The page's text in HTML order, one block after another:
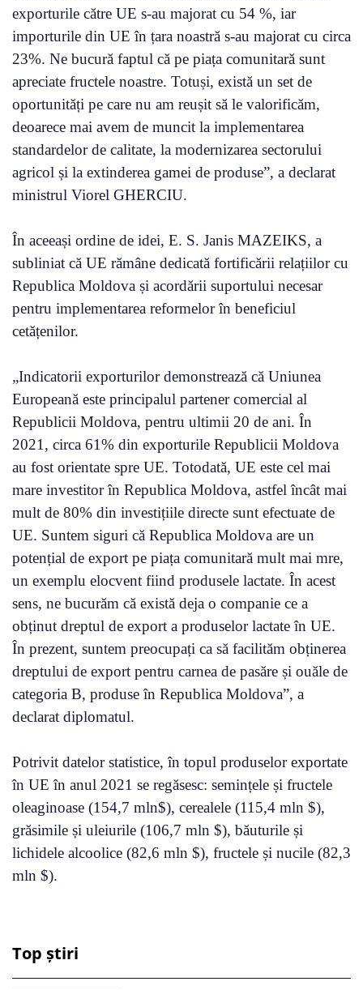
exporturile către UE s-au majorat cu 54 %, iar
importurile din UE în țara noastră s-au majorat cu circa
23%. Ne bucură faptul că pe piața comunitară sunt
apreciate fructele noastre. Totuși, există un set de
oportunități pe care nu am reușit să le valorificăm,
deoarece mai avem de muncit la implementarea
standardelor de calitate, la modernizarea sectorului
agricol și la extinderea gamei de produse”, a declarat
ministrul Viorel GHERCIU.
În aceeași ordine de idei, E. S. Janis MAZEIKS, a
subliniat că UE rămâne dedicată fortificării relațiilor cu
Republica Moldova și acordării suportului necesar
pentru implementarea reformelor în beneficiul
cetățenilor.
„Indicatorii exporturilor demonstrează că Uniunea
Europeană este principalul partener comercial al
Republicii Moldova, pentru ultimii 20 de ani. În
2021, circa 61% din exporturile Republicii Moldova
au fost orientate spre UE. Totodată, UE este cel mai
mare investitor în Republica Moldova, astfel încât mai
mult de 80% din investițiile directe sunt efectuate de
UE. Suntem siguri că Republica Moldova are un
potențial de export pe piața comunitară mult mai mre,
un exemplu elocvent fiind produsele lactate. În acest
sens, ne bucurăm că există deja o companie ce a
obținut dreptul de export a produselor lactate în UE.
În prezent, suntem preocupați ca să facilităm obținerea
dreptului de export pentru carnea de pasăre și ouăle de
categoria B, produse în Republica Moldova”, a
declarat diplomatul.
Potrivit datelor statistice, în topul produselor exportate
în UE în anul 2021 se regăsesc: semințele și fructele
oleaginoase (154,7 mln$), cerealele (115,4 mln $),
grăsimile și uleiurile (106,7 mln $), băuturile și
lichidele alcoolice (82,6 mln $), fructele și nucile (82,3
mln $).
Top știri